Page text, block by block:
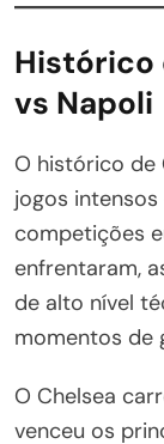
Histórico
vs Napoli
O histórico de
jogos
competições
enfrentaram,
de alto nível
momentos de
O Chelsea
venceu os